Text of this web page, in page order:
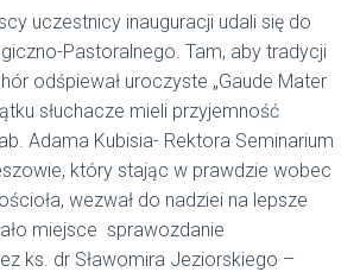
uczestnicy inauguracji udali się do
Pastoralnego. Tam, aby tradycji
odśpiewał uroczyste „Gaude Mater
słuchacze mieli przyjemność
Adama Kubisia- Rektora Seminarium
który stając w prawdzie wobec
wezwał do nadziei na lepsze
miejsce sprawozdanie
ks. dr Sławomira Jeziorskiego –